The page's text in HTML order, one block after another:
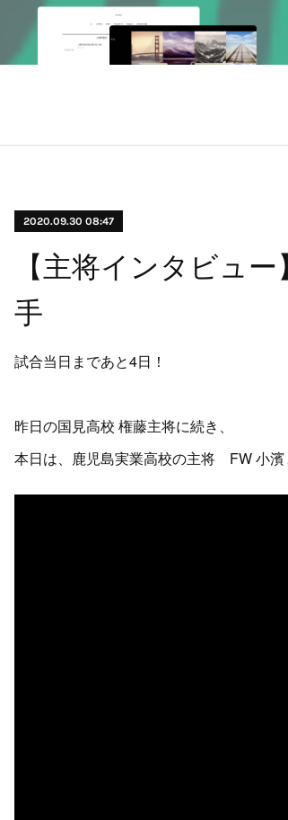
2020.09.30 08:47
【主将インタビュ
手
試合当日まであと4日！
昨日の国見高校 権藤主将に続き、
本日は、鹿児島実業高校の主将 FW 小